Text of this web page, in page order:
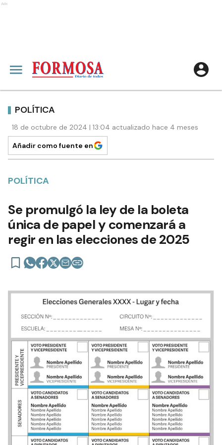
Ads
POLÍTICA
18 de octubre de 2024 | 13:04 actualizado hace 4 meses
Añadir como fuente en
POLÍTICA
Se promulgó la ley de la boleta
única de papel y comenzará a
regir en las elecciones de 2025